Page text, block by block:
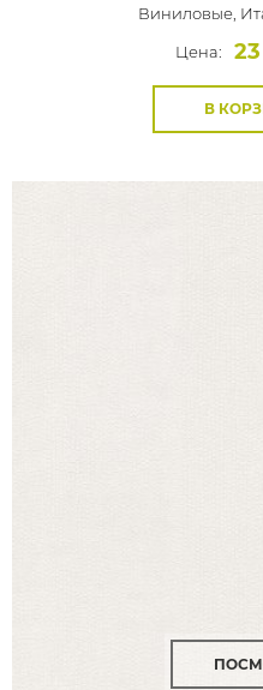
Виниловые,
Цена:
В